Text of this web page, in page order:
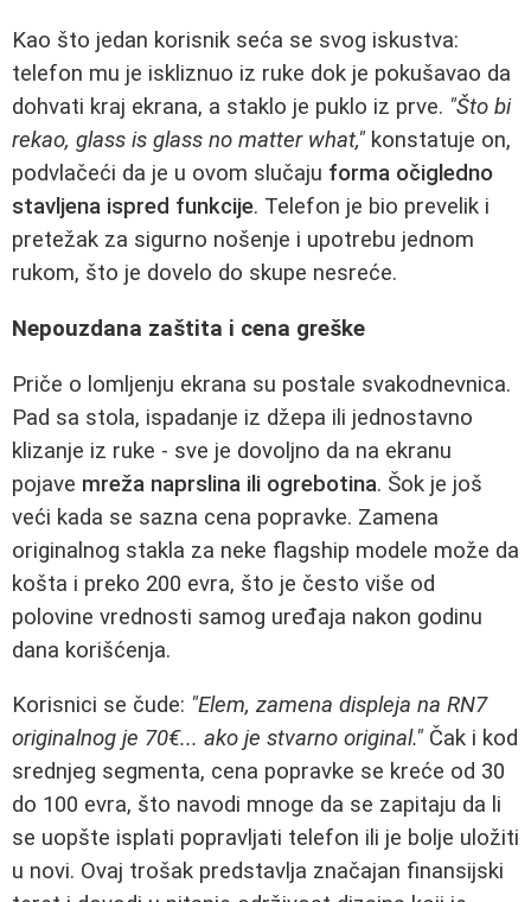
Kao što jedan korisnik seća se svog iskustva:
telefon mu je iskliznuo iz ruke dok je pokušavao da
dohvati kraj ekrana, a staklo je puklo iz prve. "Što bi
rekao, glass is glass no matter what," konstatuje on,
podvlačeći da je u ovom slučaju forma očigledno
stavljena ispred funkcije. Telefon je bio prevelik i
pretežak za sigurno nošenje i upotrebu jednom
rukom, što je dovelo do skupe nesreće.
Nepouzdana zaštita i cena greške
Priče o lomljenju ekrana su postale svakodnevnica.
Pad sa stola, ispadanje iz džepa ili jednostavno
klizanje iz ruke - sve je dovoljno da na ekranu
pojave mreža naprslina ili ogrebotina. Šok je još
veći kada se sazna cena popravke. Zamena
originalnog stakla za neke flagship modele može da
košta i preko 200 evra, što je često više od
polovine vrednosti samog uređaja nakon godinu
dana korišćenja.
Korisnici se čude: "Elem, zamena displeja na RN7
originalnog je 70€... ako je stvarno original." Čak i kod
srednjeg segmenta, cena popravke se kreće od 30
do 100 evra, što navodi mnoge da se zapitaju da li
se uopšte isplati popravljati telefon ili je bolje uložiti
u novi. Ovaj trošak predstavlja značajan finansijski